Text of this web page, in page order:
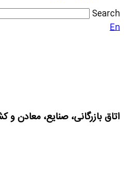
Search
En
اتاق بازرگانی، صنایع، معادن و